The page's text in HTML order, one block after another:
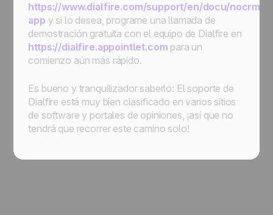
https://www.dialfire.com/support/en/docu/nocrm-
app y si lo desea, programe una llamada de
demostración gratuita con el equipo de Dialfire en
https://dialfire.appointlet.com para un
comienzo aún más rápido.
Es bueno y tranquilizador saberlo: El soporte de
Dialfire está muy bien clasificado en varios sitios
de software y portales de opiniones, ¡así que no
tendrá que recorrer este camino solo!